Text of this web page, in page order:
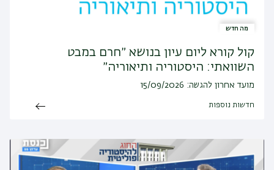
מה חדש
קול קורא ליום עיון בנושא ״חרם במבט
השוואתי: היסטוריה ותיאוריה״
מועד אחרון להגשה: 15/09/2026
חדשות נוספות